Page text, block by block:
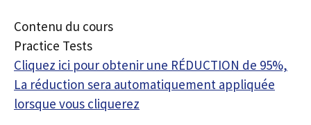
Contenu du cours
Practice Tests
Cliquez ici pour obtenir une RÉDUCTION de 95%,
La réduction sera automatiquement appliquée
lorsque vous cliquerez